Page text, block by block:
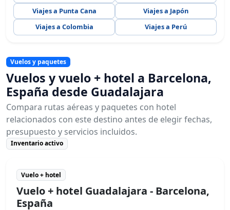
Viajes a Punta Cana
Viajes a Japón
Viajes a Colombia
Viajes a Perú
Vuelos y paquetes
Vuelos y vuelo + hotel a Barcelona,
España desde Guadalajara
Compara rutas aéreas y paquetes con hotel
relacionados con este destino antes de elegir fechas,
presupuesto y servicios incluidos.
Inventario activo
Vuelo + hotel
Vuelo + hotel Guadalajara - Barcelona,
España